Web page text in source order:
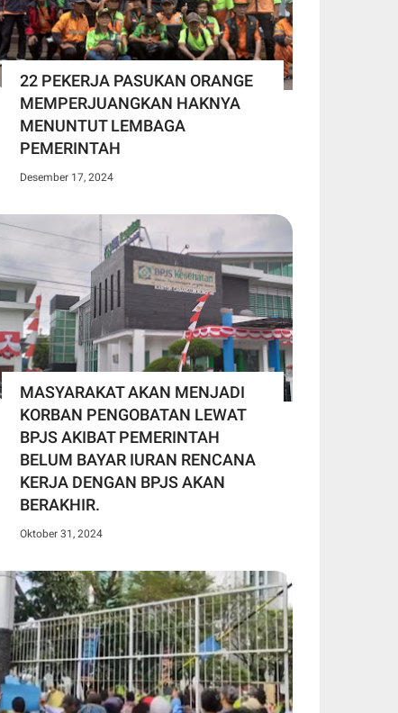
22 PEKERJA PASUKAN ORANGE
MEMPERJUANGKAN HAKNYA
MENUNTUT LEMBAGA
PEMERINTAH
Desember 17, 2024
MASYARAKAT AKAN MENJADI
KORBAN PENGOBATAN LEWAT
BPJS AKIBAT PEMERINTAH
BELUM BAYAR IURAN RENCANA
KERJA DENGAN BPJS AKAN
BERAKHIR.
Oktober 31, 2024